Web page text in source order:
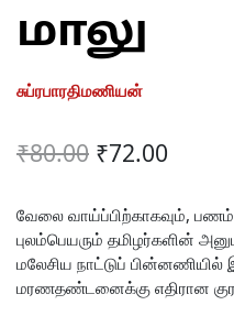
மாலு
சுப்ரபாரதிமணியன்
₹80.00 Original
was:
₹80.00.
₹72.00
is:
வேலை வாய்ப்பிற்காகவும், பணம்
புலம்பெயரும் தமிழர்களின்
மலேசிய நாட்டுப் பின்னணியில்
மரணதண்டனைக்கு எதிரான